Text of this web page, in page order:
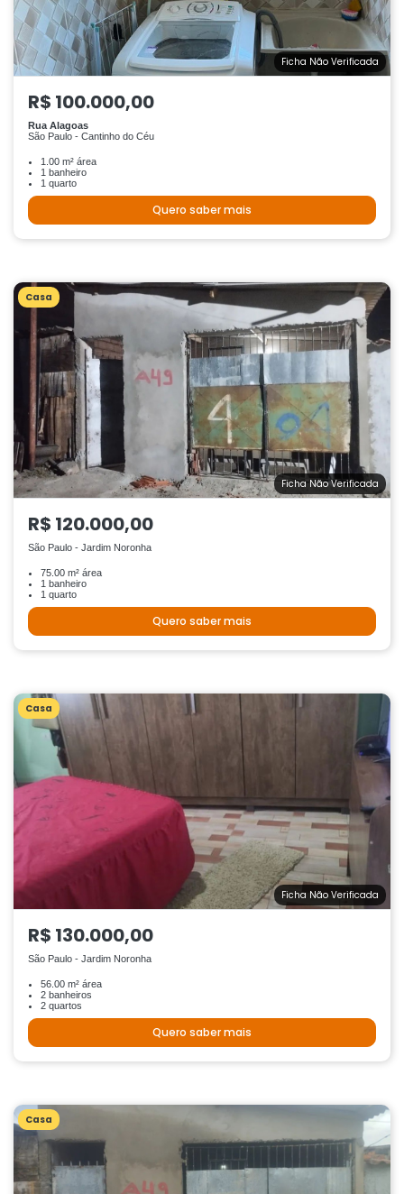
Ficha Não Verificada
R$ 100.000,00
Rua Alagoas
São Paulo - Cantinho do Céu
1.00 m² área
1 banheiro
1 quarto
Quero saber mais
Casa
Ficha Não Verificada
R$ 120.000,00
São Paulo - Jardim Noronha
75.00 m² área
1 banheiro
1 quarto
Quero saber mais
Casa
Ficha Não Verificada
R$ 130.000,00
São Paulo - Jardim Noronha
56.00 m² área
2 banheiros
2 quartos
Quero saber mais
Casa